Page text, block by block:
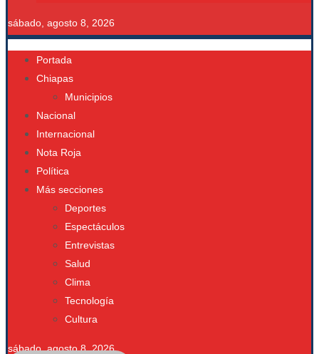
sábado, agosto 8, 2026
Portada
Chiapas
Municipios
Nacional
Internacional
Nota Roja
Política
Más secciones
Deportes
Espectáculos
Entrevistas
Salud
Clima
Tecnología
Cultura
sábado, agosto 8, 2026